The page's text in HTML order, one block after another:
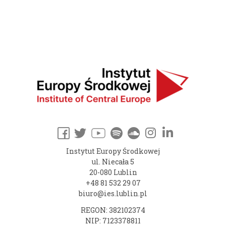
Instytut Europy Środkowej
ul. Niecała 5
20-080 Lublin
+48 81 532 29 07
biuro@ies.lublin.pl
REGON: 382102374
NIP: 7123378811